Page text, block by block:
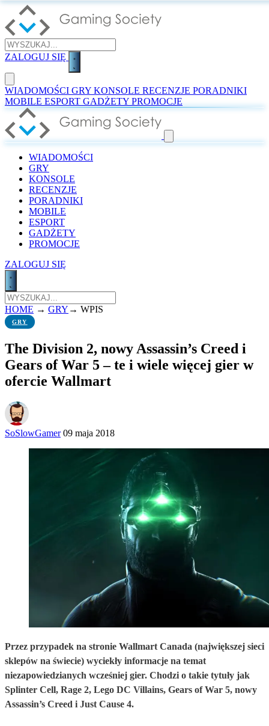
ZALOGUJ SIĘ
WIADOMOŚCI GRY KONSOLE RECENZJE PORADNIKI
MOBILE ESPORT GADŻETY PROMOCJE
WIADOMOŚCI
GRY
KONSOLE
RECENZJE
PORADNIKI
MOBILE
ESPORT
GADŻETY
PROMOCJE
ZALOGUJ SIĘ
HOME → GRY → WPIS
GRY
The Division 2, nowy Assassin’s Creed i
Gears of War 5 – te i wiele więcej gier w
ofercie Wallmart
SoSlowGamer 09 maja 2018
Przez przypadek na stronie Wallmart Canada (największej sieci
sklepów na świecie) wyciekły informacje na temat
niezapowiedzianych wcześniej gier. Chodzi o takie tytuły jak
Splinter Cell, Rage 2, Lego DC Villains, Gears of War 5, nowy
Assassin’s Creed i Just Cause 4.